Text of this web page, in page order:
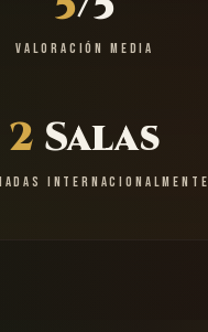
VALORACIÓN MEDIA
2 Salas
INTERNACIONALMENTE